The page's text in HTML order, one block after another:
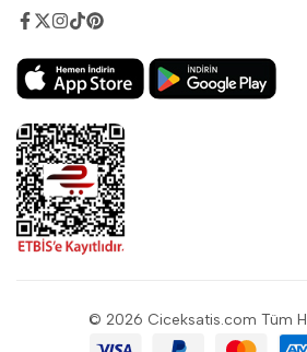
© 2026 Ciceksatis.com Tüm